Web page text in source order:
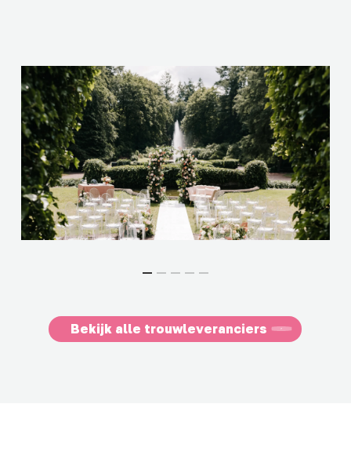
Bekijk alle trouwleveranciers